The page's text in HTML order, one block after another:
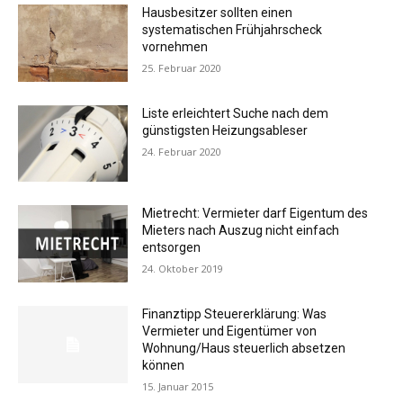
Hausbesitzer sollten einen
systematischen Frühjahrscheck
vornehmen
25. Februar 2020
Liste erleichtert Suche nach dem
günstigsten Heizungsableser
24. Februar 2020
Mietrecht: Vermieter darf Eigentum des
Mieters nach Auszug nicht einfach
entsorgen
24. Oktober 2019
Finanztipp Steuererklärung: Was
Vermieter und Eigentümer von
Wohnung/Haus steuerlich absetzen
können
15. Januar 2015